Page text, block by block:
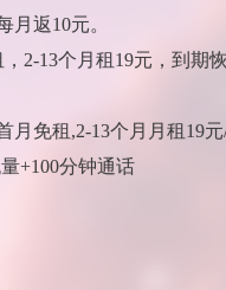
月返10元。
2-13个月租19元，到期恢
月免租,2-13个月月租19元
+100分钟通话